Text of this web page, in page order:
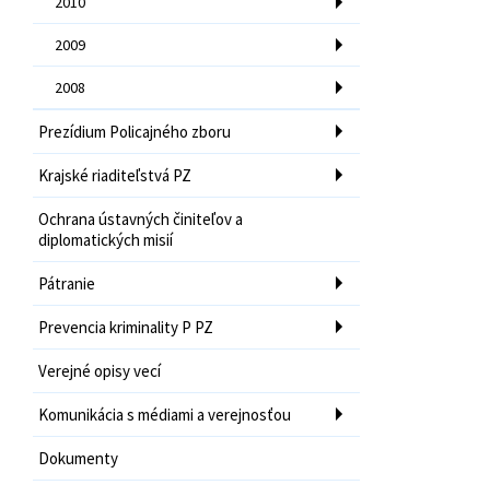
2009
2008
Prezídium Policajného zboru
Krajské riaditeľstvá PZ
Ochrana ústavných činiteľov a
diplomatických misií
Pátranie
Prevencia kriminality P PZ
Verejné opisy vecí
Komunikácia s médiami a verejnosťou
Dokumenty